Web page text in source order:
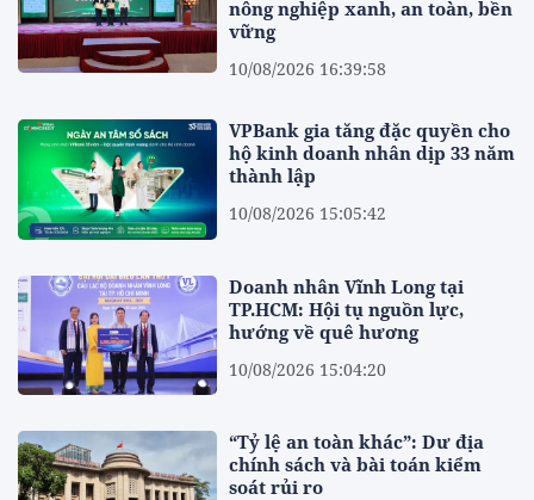
nông nghiệp xanh, an toàn, bền
vững
10/08/2026 16:39:58
VPBank gia tăng đặc quyền cho
hộ kinh doanh nhân dịp 33 năm
thành lập
10/08/2026 15:05:42
Doanh nhân Vĩnh Long tại
TP.HCM: Hội tụ nguồn lực,
hướng về quê hương
10/08/2026 15:04:20
“Tỷ lệ an toàn khác”: Dư địa
chính sách và bài toán kiểm
soát rủi ro